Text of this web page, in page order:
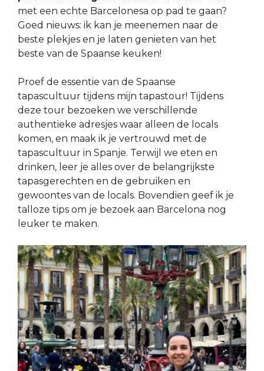
met een echte Barcelonesa op pad te gaan?
Goed nieuws: ik kan je meenemen naar de
beste plekjes en je laten genieten van het
beste van de Spaanse keuken!
Proef de essentie van de Spaanse
tapascultuur tijdens mijn tapastour! Tijdens
deze tour bezoeken we verschillende
authentieke adresjes waar alleen de locals
komen, en maak ik je vertrouwd met de
tapascultuur in Spanje. Terwijl we eten en
drinken, leer je alles over de belangrijkste
tapasgerechten en de gebruiken en
gewoontes van de locals. Bovendien geef ik je
talloze tips om je bezoek aan Barcelona nog
leuker te maken.